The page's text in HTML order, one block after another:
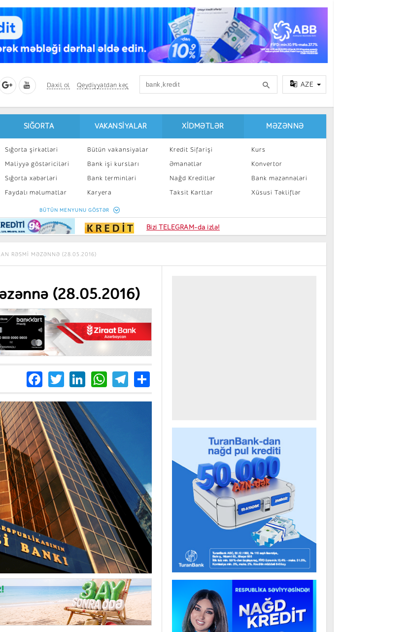
Daxil ol Qeydiyyatdan keç AZE
SIĞORTA
Sığorta şirkətləri
Maliyyə göstəriciləri
Sığorta xəbərləri
Faydalı məlumatlar
Sığorta kalkulyatoru
VAKANSIYALAR
Bütün vakansiyalar
Bank işi kursları
Bank terminləri
Karyera
Peşakar inkişaf
XIDMƏTLƏR
Kredit Sifarişi
Əmanətlər
Nağd Kreditlər
Taksit Kartlar
Kart sifarişi
MƏZƏNNƏ
Kurs
Konvertor
Bank məzənnələri
Xüsusi Təkliflər
BÜTÜN MENYUNU GÖSTƏR
Bizi TELEGRAM-da izlə!
RƏSMI MƏZƏNNƏ (28.05.2016)
(28.05.2016)
Facebook
TwitterLinkedIn
WhatsApp
Telegram
Share